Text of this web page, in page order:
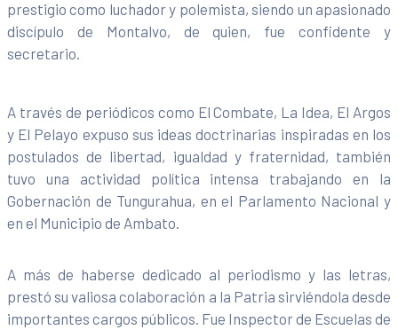
prestigio como luchador y polemista, siendo un apasionado
discípulo de Montalvo, de quien, fue confidente y
secretario.
A través de periódicos como El Combate, La Idea, El Argos
y El Pelayo expuso sus ideas doctrinarias inspiradas en los
postulados de libertad, igualdad y fraternidad, también
tuvo una actividad política intensa trabajando en la
Gobernación de Tungurahua, en el Parlamento Nacional y
en el Municipio de Ambato.
A más de haberse dedicado al periodismo y las letras,
prestó su valiosa colaboración a la Patria sirviéndola desde
importantes cargos públicos. Fue Inspector de Escuelas de